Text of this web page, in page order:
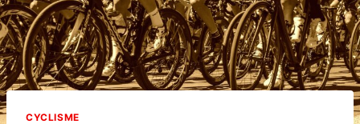
CYCLISME